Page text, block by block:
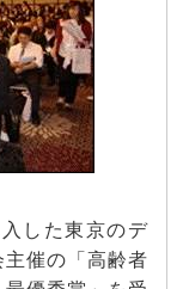
した東京のデ
催の「高齢者